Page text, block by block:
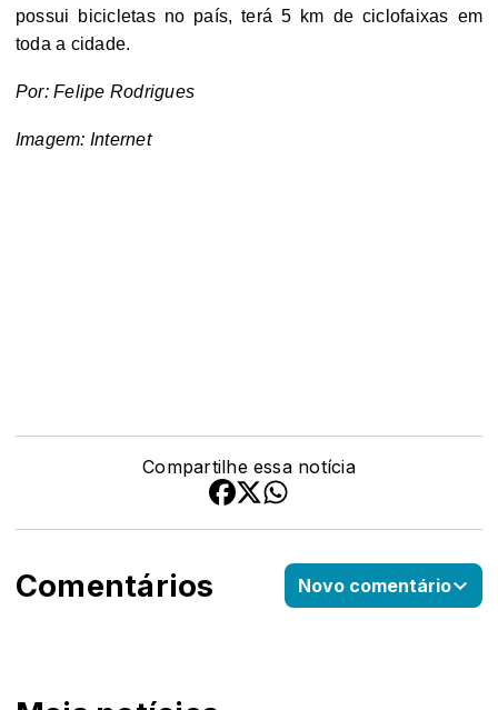
possui bicicletas no país, terá 5 km de ciclofaixas em
toda a cidade.
Por: Felipe Rodrigues
Imagem: Internet
Compartilhe essa notícia
Comentários Novo comentário